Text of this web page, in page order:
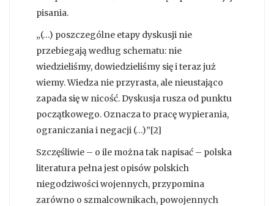
pisania.
„(…) poszczególne etapy dyskusji nie
przebiegają według schematu: nie
wiedzieliśmy, dowiedzieliśmy się i teraz już
wiemy. Wiedza nie przyrasta, ale nieustająco
zapada się w nicość. Dyskusja rusza od punktu
początkowego. Oznacza to pracę wypierania,
ograniczania i negacji (…)”[2]
Szczęśliwie – o ile można tak napisać – polska
literatura pełna jest opisów polskich
niegodziwości wojennych, przypomina
zarówno o szmalcownikach, powojennych